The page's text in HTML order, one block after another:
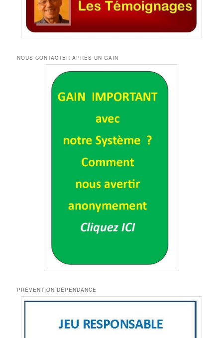
NOUS CONTACTER APRÈS UN GAIN
PRÉVENTION DÉPENDANCE